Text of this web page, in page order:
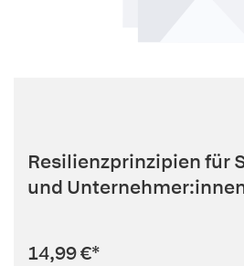
Resilienzprinzipien für
und
14,99 €*